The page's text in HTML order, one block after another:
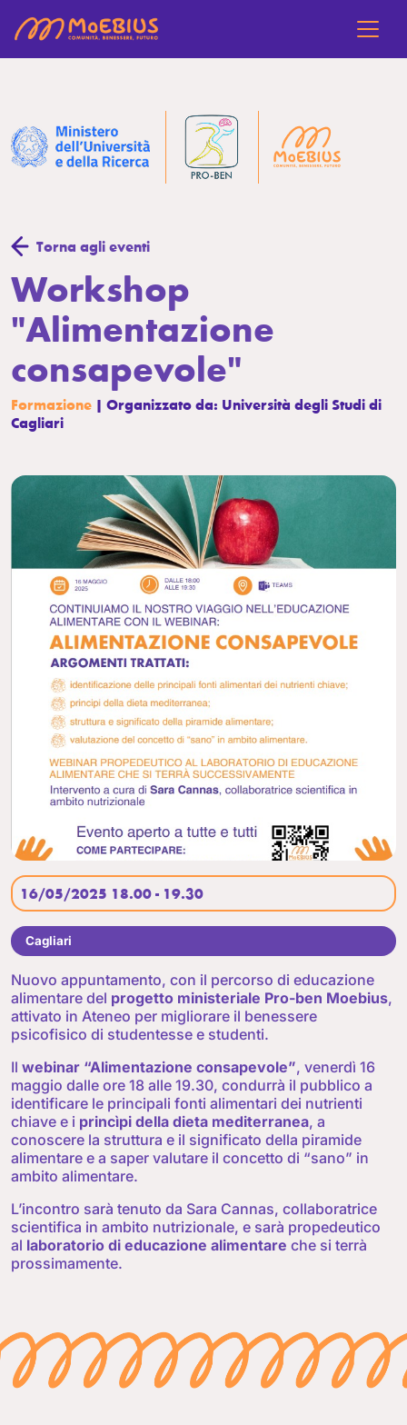
Torna agli eventi
Workshop
"Alimentazione
consapevole"
Formazione | Organizzato da: Università degli Studi di
Cagliari
16/05/2025 18.00 - 19.30
Cagliari
Nuovo appuntamento, con il percorso di educazione
alimentare del progetto ministeriale Pro-ben Moebius,
attivato in Ateneo per migliorare il benessere
psicofisico di studentesse e studenti.
Il webinar “Alimentazione consapevole”, venerdì 16
maggio dalle ore 18 alle 19.30, condurrà il pubblico a
identificare le principali fonti alimentari dei nutrienti
chiave e i princìpi della dieta mediterranea, a
conoscere la struttura e il significato della piramide
alimentare e a saper valutare il concetto di “sano” in
ambito alimentare.
L’incontro sarà tenuto da Sara Cannas, collaboratrice
scientifica in ambito nutrizionale, e sarà propedeutico
al laboratorio di educazione alimentare che si terrà
prossimamente.